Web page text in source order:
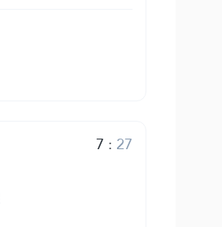
7 : 27